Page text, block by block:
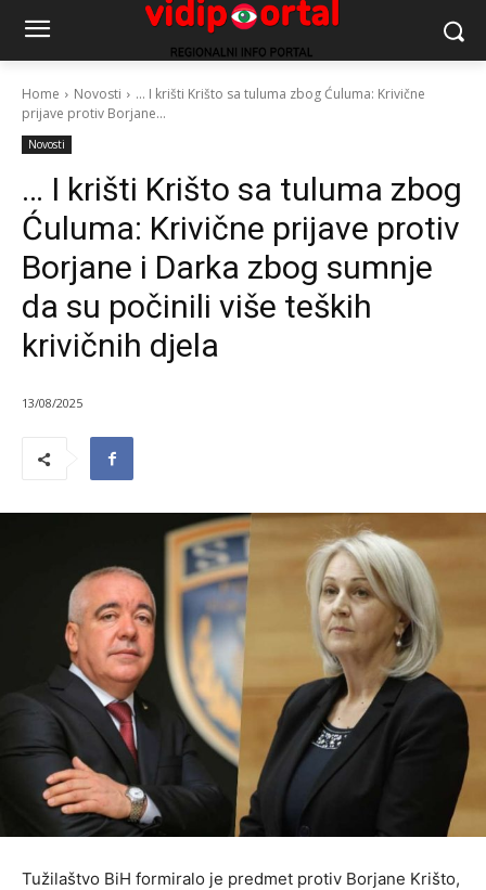
Home Novosti
... I krišti Krišto sa tuluma zbog Ćuluma: Krivične
prijave protiv Borjane...
Novosti
… I krišti Krišto sa tuluma zbog
Ćuluma: Krivične prijave protiv
Borjane i Darka zbog sumnje
da su počinili više teških
krivičnih djela
13/08/2025
Tužilaštvo BiH formiralo je predmet protiv Borjane Krišto,